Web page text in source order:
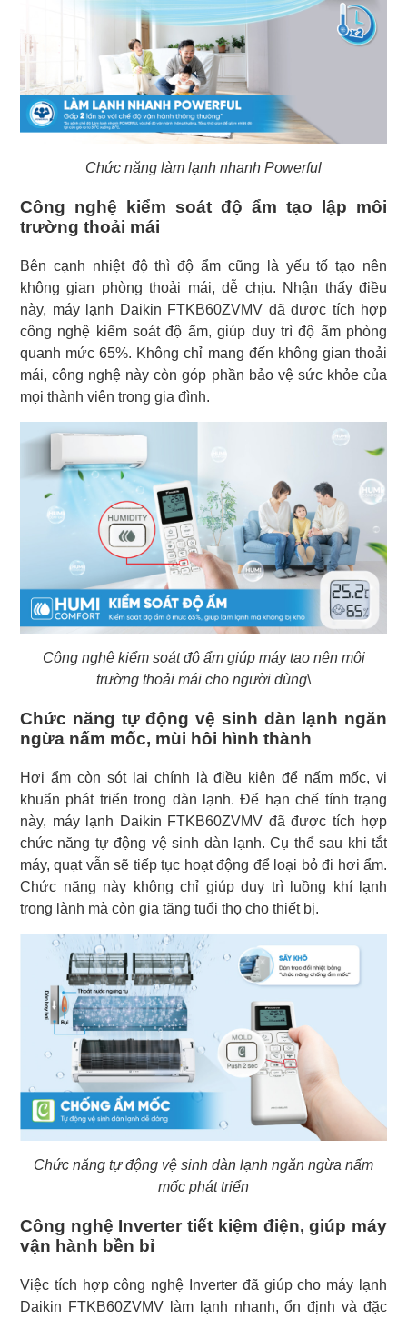
Chức năng làm lạnh nhanh Powerful
Công nghệ kiểm soát độ ẩm tạo lập môi
trường thoải mái
Bên cạnh nhiệt độ thì độ ẩm cũng là yếu tố tạo nên
không gian phòng thoải mái, dễ chịu. Nhận thấy điều
này, máy lạnh Daikin FTKB60ZVMV đã được tích hợp
công nghệ kiểm soát độ ẩm, giúp duy trì độ ẩm phòng
quanh mức 65%. Không chỉ mang đến không gian thoải
mái, công nghệ này còn góp phần bảo vệ sức khỏe của
mọi thành viên trong gia đình.
Công nghệ kiểm soát độ ẩm giúp máy tạo nên môi
trường thoải mái cho người dùng\
Chức năng tự động vệ sinh dàn lạnh ngăn
ngừa nấm mốc, mùi hôi hình thành
Hơi ẩm còn sót lại chính là điều kiện để nấm mốc, vi
khuẩn phát triển trong dàn lạnh. Để hạn chế tính trạng
này, máy lạnh Daikin FTKB60ZVMV đã được tích hợp
chức năng tự động vệ sinh dàn lạnh. Cụ thể sau khi tắt
máy, quạt vẫn sẽ tiếp tục hoạt động để loại bỏ đi hơi ẩm.
Chức năng này không chỉ giúp duy trì luồng khí lạnh
trong lành mà còn gia tăng tuổi thọ cho thiết bị.
Chức năng tự động vệ sinh dàn lạnh ngăn ngừa nấm
mốc phát triển
Công nghệ Inverter tiết kiệm điện, giúp máy
vận hành bền bỉ
Việc tích hợp công nghệ Inverter đã giúp cho máy lạnh
Daikin FTKB60ZVMV làm lạnh nhanh, ổn định và đặc